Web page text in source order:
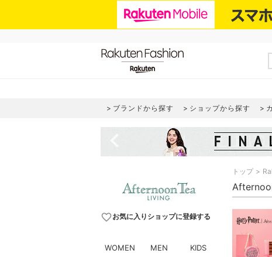
ブランドから探す ショップから探す
favorite_borderお気に入りショップに登録する
WOMEN MEN KIDS
トップ